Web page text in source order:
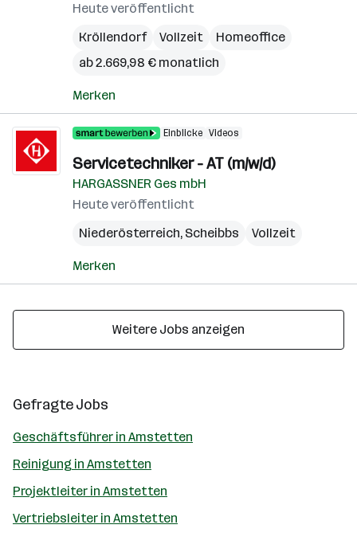
Heute veröffentlicht
Kröllendorf
Vollzeit
Homeoffice
ab 2.669,98 € monatlich
Merken
Einblicke Videos
Servicetechniker - AT (m/w/d)
HARGASSNER Ges mbH
Heute veröffentlicht
Niederösterreich, Scheibbs Vollzeit
Merken
Weitere Jobs anzeigen
Gefragte Jobs
Geschäftsführer in Amstetten
Reinigung in Amstetten
Projektleiter in Amstetten
Vertriebsleiter in Amstetten